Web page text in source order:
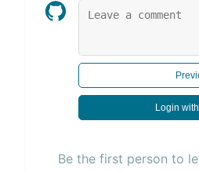
Login
Be the first person to